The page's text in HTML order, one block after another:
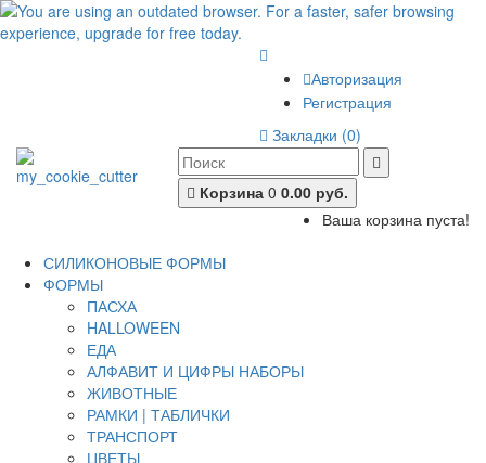
Авторизация
Регистрация
Закладки (0)
Корзина 00.00 руб.
Ваша корзина пуста!
СИЛИКОНОВЫЕ ФОРМЫ
ФОРМЫ
ПАСХА
HALLOWEEN
ЕДА
АЛФАВИТ И ЦИФРЫ НАБОРЫ
ЖИВОТНЫЕ
РАМКИ | ТАБЛИЧКИ
ТРАНСПОРТ
ЦВЕТЫ